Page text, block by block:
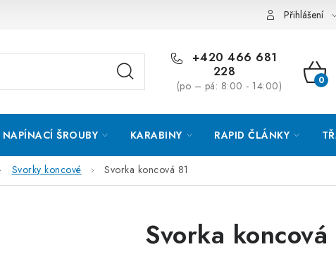
Přihlášení
+420 466 681
228
(po – pá: 8:00 - 14:00)
NAPÍNACÍ ŠROUBY KARABINY RAPID ČLÁNKY
Svorky koncové Svorka koncová 81
Svorka koncová